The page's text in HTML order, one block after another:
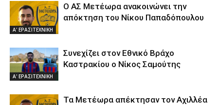
Α' ΕΡΑΣΙΤΕΧΝΙΚΗ
Ο ΑΣ Μετέωρα ανακοινώνει την
απόκτηση του Νίκου Παπαδόπουλου
Α' ΕΡΑΣΙΤΕΧΝΙΚΗ
Συνεχίζει στον Εθνικό Βράχο
Καστρακίου ο Νίκος Σαμούτης
Τα Μετέωρα απέκτησαν τον Αχιλλέα